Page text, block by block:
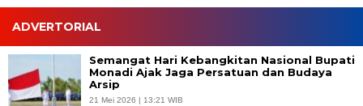
ADVERTORIAL
Semangat Hari Kebangkitan Nasional Bupati
Monadi Ajak Jaga Persatuan dan Budaya
Arsip
21 Mei 2026 | 13:21 WIB